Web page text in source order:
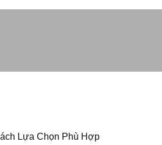
Lựa Chọn Phù Hợp